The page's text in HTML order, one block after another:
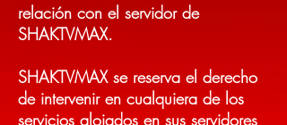
relación con el servidor de
SHAKTVMAX.
SHAKTVMAX se reserva el derecho
de intervenir en cualquiera de los
servicios alojados en sus servidores